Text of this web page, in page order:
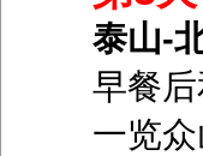
泰山-
早餐
一览